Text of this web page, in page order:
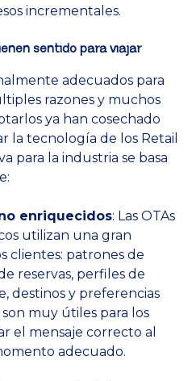
incrementales.
sentido para viajar
adecuados para
razones y muchos
ya han cosechado
la tecnología de los Retail
para la industria se basa
enriquecidos: Las OTAs
utilizan una gran
clientes: patrones de
reservas, perfiles de
destinos y preferencias
son muy útiles para los
el mensaje correcto al
adecuado.